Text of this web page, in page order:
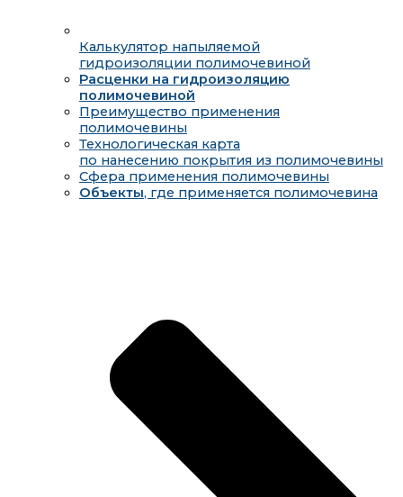
Калькулятор напыляемой
гидроизоляции полимочевиной
Расценки на гидроизоляцию
полимочевиной
Преимущество применения
полимочевины
Технологическая карта
по нанесению покрытия из полимочевины
Сфера применения полимочевины
Объекты, где применяется полимочевина